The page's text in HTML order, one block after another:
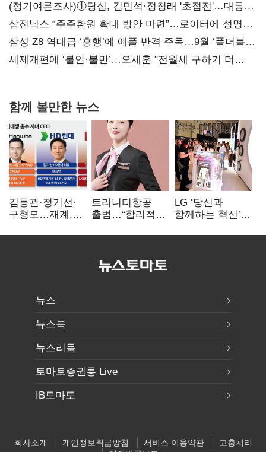
(정기여론조사)①당심, 김민석·정청래 '초접전'…대통령
지지도 '50% 아래로'(종합)
삼전닉스 “주주환원 확대 방안 마련”…로이터에 성명
보내
삼성 Z8 역대급 ‘흥행’에 애플 반격 주목…9월 ‘폴더블
대전’
세제개편에 ‘불안·불만’…오세훈 "전월세 구하기 더
함께 볼만한 뉴스
김동관·정기선·
구형모…재계,
전성시대
트리니티항공
출범…“합리적
서비스로 승부”
LG ‘당신과
함께하는 혁신’…
홈’ 비전 공개
뉴스
뉴스북
뉴스리듬
토마토증권통 Live
IB토마토
회사소개 개인정보취급방침 서비스 이용약관
고충처리